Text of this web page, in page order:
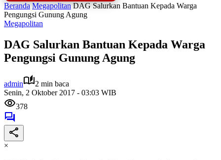
Beranda Megapolitan DAG Salurkan Bantuan Kepada Warga
Pengungsi Gunung Agung
Megapolitan
DAG Salurkan Bantuan Kepada Warga
Pengungsi Gunung Agung
admin
2 min baca
Senin, 2 Oktober 2017 - 03:03 WIB
378
×